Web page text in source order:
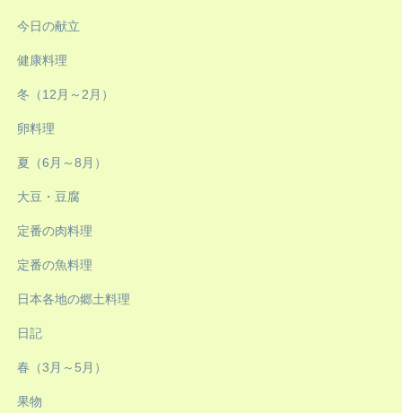
今日の献立
健康料理
冬（12月～2月）
卵料理
夏（6月～8月）
大豆・豆腐
定番の肉料理
定番の魚料理
日本各地の郷土料理
日記
春（3月～5月）
果物